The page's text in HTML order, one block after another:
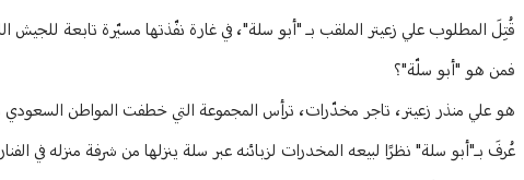
Article Content
قُتِلَ المطلوب علي زعيتر الملقب بـ "أبو سلة"، في غارة نفّذتها مسيّرة تابعة للجيش
فمن هو "أبو سلّة"؟
هو علي منذر زعيتر، تاجر مخدّرات، ترأس المجموعة التي خطفت المواطن السعودي
عُرفَ بـ"أبو سلة" نظرًا لبيعه المخدرات لزبائنه عبر سلة ينزلها من شرفة منزله في